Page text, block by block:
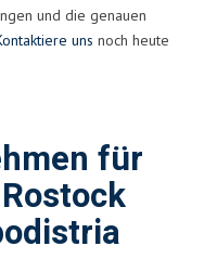
und die genauen
uns noch heute
für